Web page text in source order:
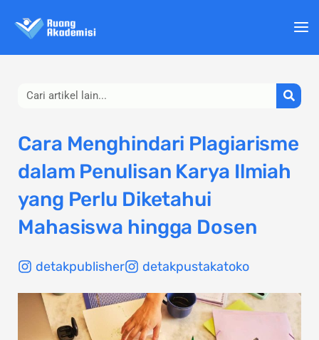
konten
Search
Cara Menghindari Plagiarisme
dalam Penulisan Karya Ilmiah
yang Perlu Diketahui
Mahasiswa hingga Dosen
detakpublisher detakpustakatoko